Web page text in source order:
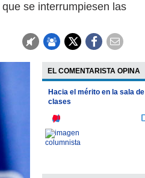
se interrumpiesen las
EL COMENTARISTA OPINA
Hacia el mérito en la sala de
clases